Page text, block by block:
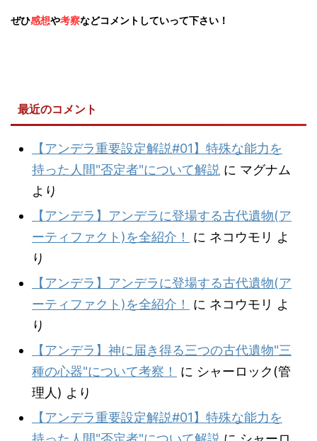
ぜひ感想や考察などコメントしていって下さい！
最近のコメント
【アンデラ重要設定解説#01】特殊な能力を
持った人間"否定者"について解説 に マグナム
より
【アンデラ】アンデラに登場する古代遺物(ア
ーティファクト)を全紹介！
に ネコウモリ よ
り
【アンデラ】アンデラに登場する古代遺物(ア
ーティファクト)を全紹介！
に ネコウモリ よ
り
【アンデラ】神に届き得る三つの古代遺物"三
種の心器"について考察！
に シャーロック(管
理人) より
【アンデラ重要設定解説#01】特殊な能力を